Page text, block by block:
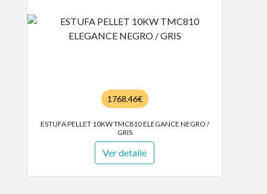
1768.46€
ESTUFA PELLET 10KW TMC810 ELEGANCE NEGRO /
GRIS
Ver detalle